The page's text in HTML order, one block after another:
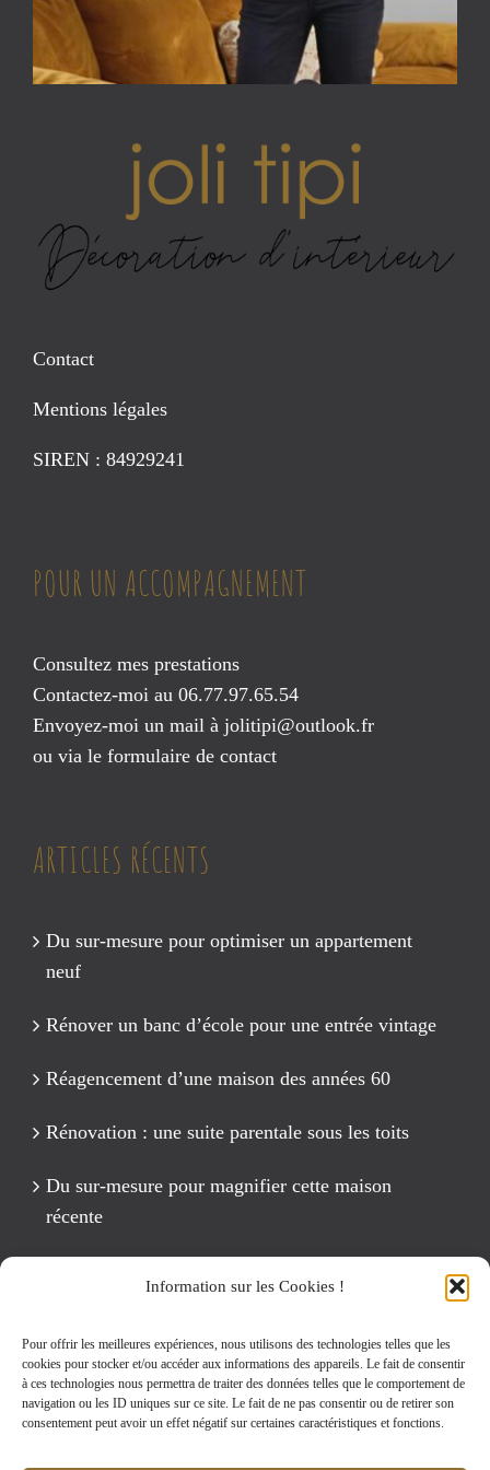
Information sur les Cookies !
Pour offrir les meilleures expériences, nous utilisons des technologies telles que les
cookies pour stocker et/ou accéder aux informations des appareils. Le fait de consentir
à ces technologies nous permettra de traiter des données telles que le comportement de
navigation ou les ID uniques sur ce site. Le fait de ne pas consentir ou de retirer son
consentement peut avoir un effet négatif sur certaines caractéristiques et fonctions.
Contact
Mentions légales
SIREN : 84929241
POUR UN ACCOMPAGNEMENT
Consultez mes prestations
Contactez-moi au 06.77.97.65.54
Envoyez-moi un mail à jolitipi@outlook.fr
ou via le formulaire de contact
ARTICLES RÉCENTS
Du sur-mesure pour optimiser un appartement
neuf
Rénover un banc d’école pour une entrée vintage
Réagencement d’une maison des années 60
Rénovation : une suite parentale sous les toits
Du sur-mesure pour magnifier cette maison
récente
Rechercher: